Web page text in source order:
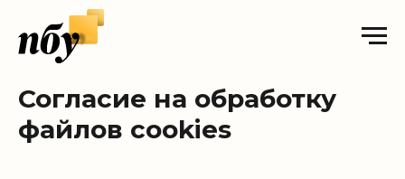
Согласие на обработку
файлов cookies